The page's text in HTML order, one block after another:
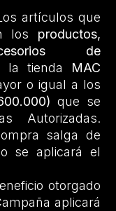
artículos que
los productos,
de
la tienda
MAC
o igual a los
que se
Autorizadas.
salga de
se aplicará el
otorgado
aplicará